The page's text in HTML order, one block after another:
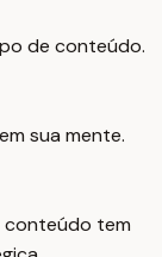
de conteúdo.
sua mente.
conteúdo tem